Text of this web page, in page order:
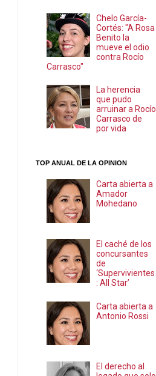
Chelo García-
Cortés: "A Rosa
Benito la
mueve el odio
contra Rocío
Carrasco"
La herencia
que pudo
arruinar a Rocío
Carrasco de
por vida
TOP ANUAL DE LA OPINION
Carta abierta a
Amador
Mohedano
El caché de los
concursantes
de
‘Supervivientes
: All Star’
Carta abierta a
Antonio Rossi
El derecho al